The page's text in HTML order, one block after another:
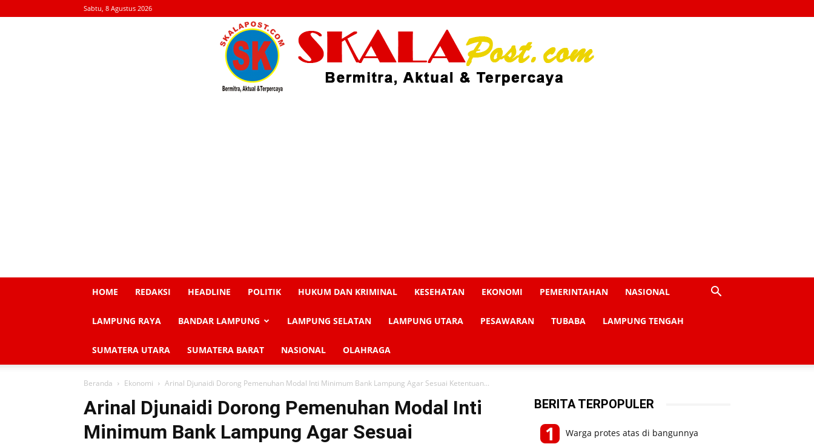
Sabtu, 8 Agustus 2026
HOME REDAKSI HEADLINE POLITIK HUKUM DAN KRIMINAL KESEHATAN EKONOMI PEMERINTAHAN NASIONAL
LAMPUNG RAYA BANDAR LAMPUNG LAMPUNG SELATAN LAMPUNG UTARA PESAWARAN TUBABA LAMPUNG TENGAH
SUMATERA UTARA SUMATERA BARAT NASIONAL OLAHRAGA
Beranda Ekonomi Arinal Djunaidi Dorong Pemenuhan Modal Inti Minimum Bank Lampung Agar Sesuai Ketentuan...
Arinal Djunaidi Dorong Pemenuhan Modal Inti
Minimum Bank Lampung Agar Sesuai
BERITA TERPOPULER
Warga protes atas di bangunnya